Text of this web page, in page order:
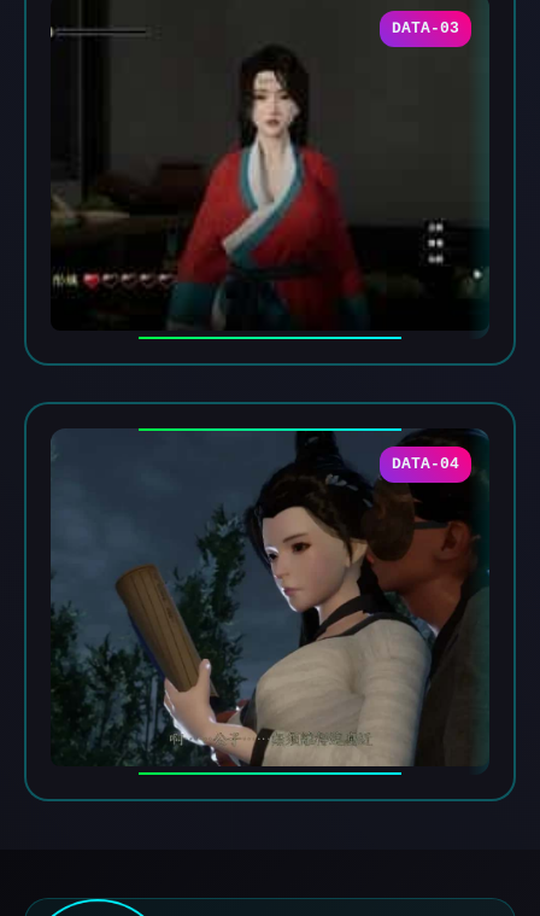
DATA-03
DATA-04